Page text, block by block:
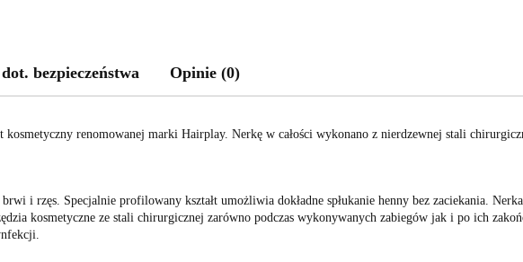
bezpieczeństwa Opinie (0)
renomowanej marki Hairplay. Nerkę w całości wykonano z nierdzewnej stali
i rzęs. Specjalnie profilowany kształt umożliwia dokładne spłukanie henny bez zaciekania.
kosmetyczne ze stali chirurgicznej zarówno podczas wykonywanych zabiegów jak i po ich